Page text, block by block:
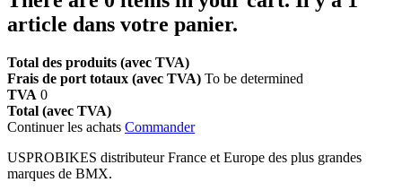
article dans votre panier.
Total des produits (avec TVA)
Frais de port totaux (avec TVA) To be determined
TVA 0
Total (avec TVA)
Continuer les achats Commander
USPROBIKES distributeur France et Europe des plus grandes
marques de BMX.